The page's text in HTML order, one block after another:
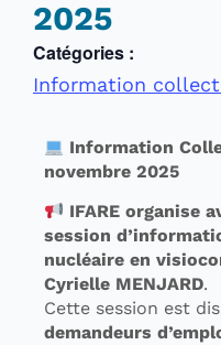
2025
Catégories :
Information
Information
novembre 2025
IFARE organise
session
nucléaire en
Cyrielle MENJARD.
Cette session est
demandeurs